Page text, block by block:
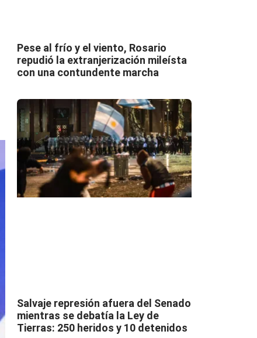
Pese al frío y el viento, Rosario
repudió la extranjerización mileísta
con una contundente marcha
Salvaje represión afuera del Senado
mientras se debatía la Ley de
Tierras: 250 heridos y 10 detenidos